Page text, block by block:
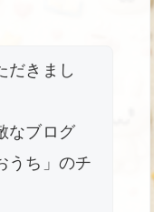
だきまし
なブログ
うち」のチ